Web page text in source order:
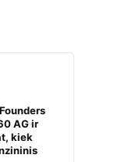
AG ir
kiek